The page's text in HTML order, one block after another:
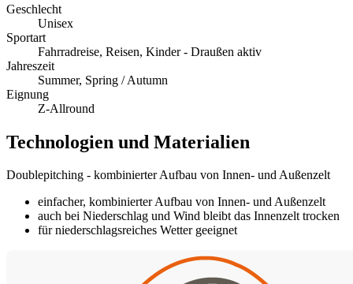
Geschlecht
Unisex
Sportart
Fahrradreise, Reisen, Kinder - Draußen aktiv
Jahreszeit
Summer, Spring / Autumn
Eignung
Z-Allround
Technologien und Materialien
Doublepitching - kombinierter Aufbau von Innen- und Außenzelt
einfacher, kombinierter Aufbau von Innen- und Außenzelt
auch bei Niederschlag und Wind bleibt das Innenzelt trocken
für niederschlagsreiches Wetter geeignet